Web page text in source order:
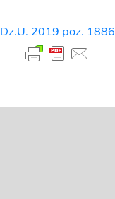
Dz.U. 2019 poz. 1886